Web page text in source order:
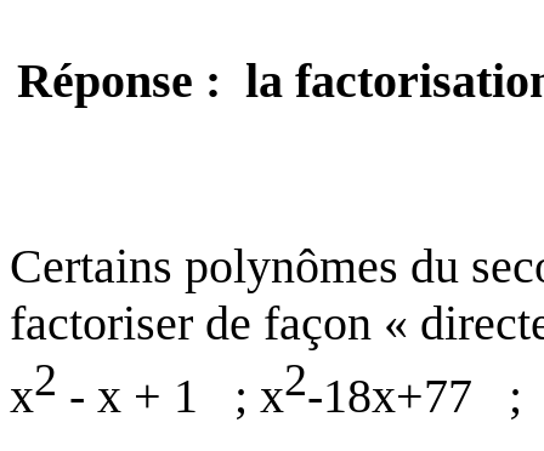
Réponse : la
Certains polynômes du
factoriser de façon «
x2 - x + 1 ; x2-18x+77 ;